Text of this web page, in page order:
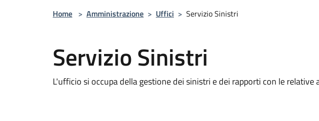
Home > Amministrazione > Uffici > Servizio Sinistri
Servizio Sinistri
L'ufficio si occupa della gestione dei sinistri e dei rapporti con le relative